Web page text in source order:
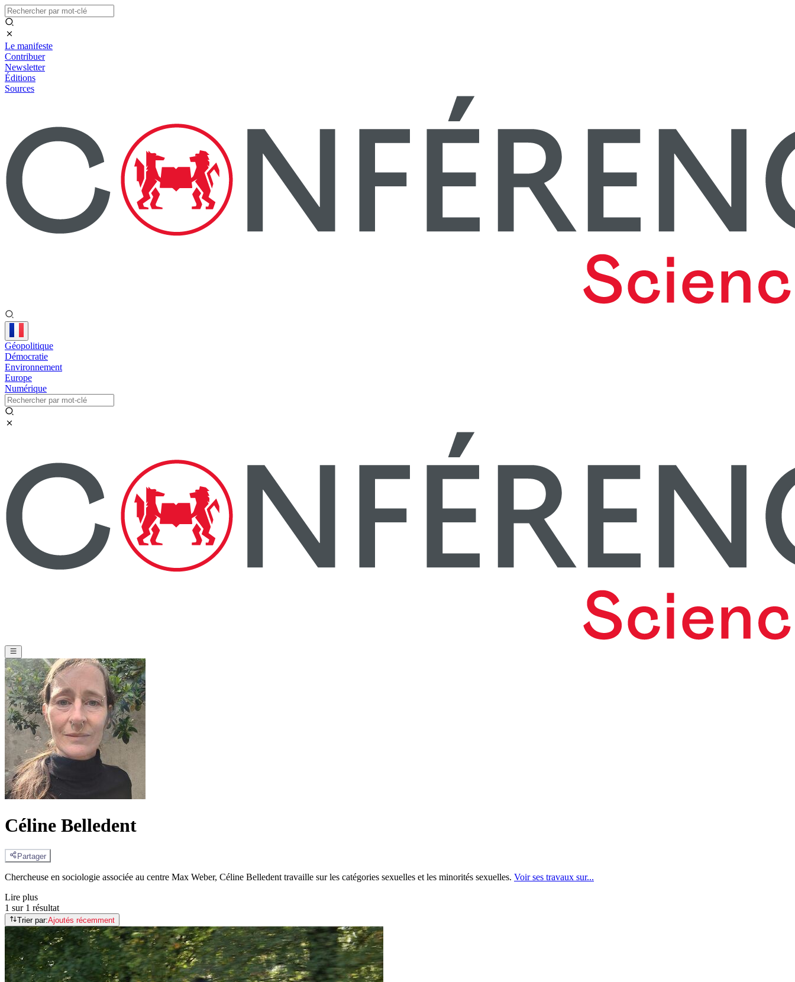
Le manifeste
Contribuer
Newsletter
Éditions
Sources
Géopolitique
Démocratie
Environnement
Europe
Numérique
Céline Belledent
Partager
Chercheuse en sociologie associée au centre Max Weber, Céline Belledent travaille sur les catégories sexuelles et les minorités sexuelles. Voir ses travaux sur...
Lire plus
1 sur 1 résultat
Trier par:Ajoutés récemment